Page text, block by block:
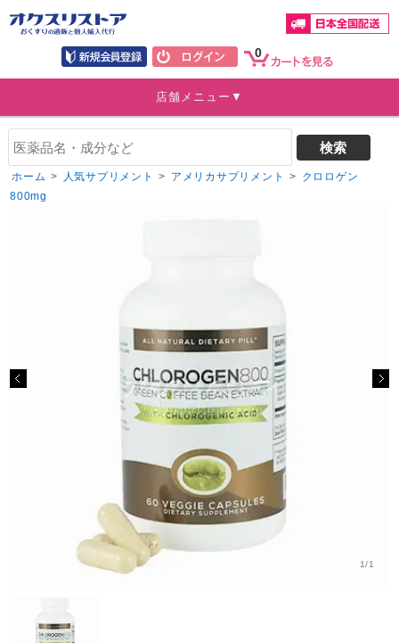
0
店舗メニュー▼
ホーム > 人気サプリメント > アメリカサプリメント > クロロゲン
800mg
1/1